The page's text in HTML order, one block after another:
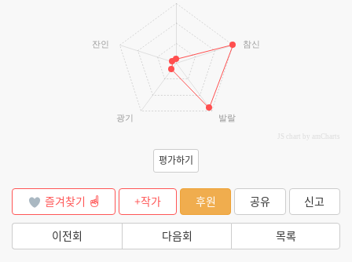
참신
발랄
광기
잔인
JS chart by amCharts
평가하기
즐겨찾기 +작가 후원 공유 신고
이전회 다음회 목록